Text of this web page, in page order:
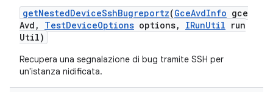
getNestedDeviceSshBugreportz(GceAvdInfo gce
Avd , TestDeviceOptions options, IRunUtil run
Util)
Recupera una segnalazione di bug tramite SSH per
un'istanza nidificata.